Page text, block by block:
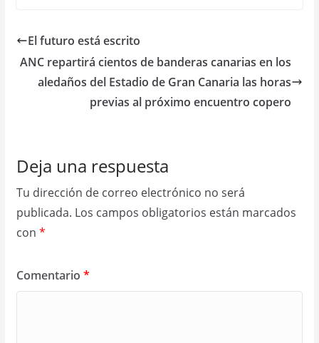
El futuro está escrito
ANC repartirá cientos de banderas canarias en los
aledaños del Estadio de Gran Canaria las horas
previas al próximo encuentro copero
Deja una respuesta
Tu dirección de correo electrónico no será
publicada. Los campos obligatorios están marcados
con *
Comentario *